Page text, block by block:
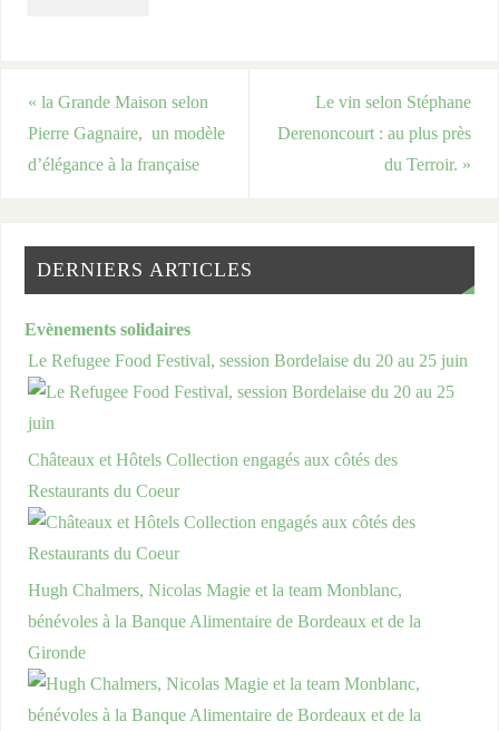
« la Grande Maison selon
Pierre Gagnaire, un modèle
d’élégance à la française
Le vin selon Stéphane
Derenoncourt : au plus près
du Terroir. »
DERNIERS ARTICLES
Evènements solidaires
Le Refugee Food Festival, session Bordelaise du 20 au 25 juin
Châteaux et Hôtels Collection engagés aux côtés des
Restaurants du Coeur
Hugh Chalmers, Nicolas Magie et la team Monblanc,
bénévoles à la Banque Alimentaire de Bordeaux et de la
Gironde